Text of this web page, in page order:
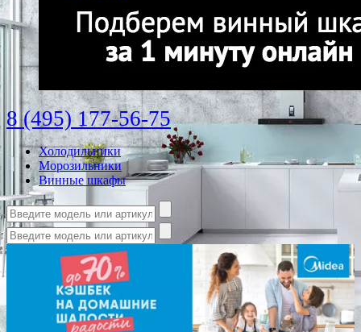
8 (495) 177-56-75
Холодильники
Морозильники
Винные шкафы